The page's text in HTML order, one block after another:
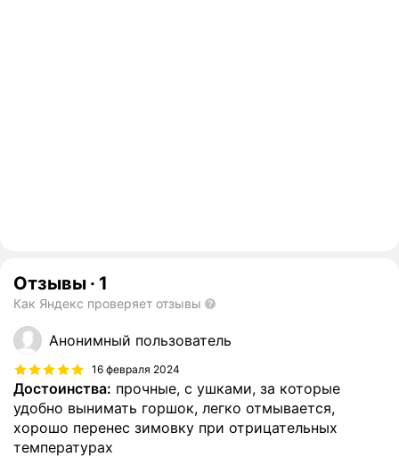
Отзывы · 1
Как Яндекс проверяет отзывы
Анонимный пользователь
16 февраля 2024
Достоинства: прочные, с ушками, за которые
удобно вынимать горшок, легко отмывается,
хорошо перенес зимовку при отрицательных
температурах